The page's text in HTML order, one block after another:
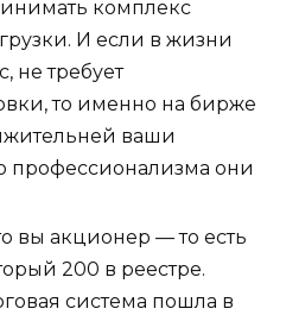
комплекс
И если в жизни
не требует
то именно на бирже
ваши
профессионализма они
вы акционер — то есть
200 в реестре.
система пошла в